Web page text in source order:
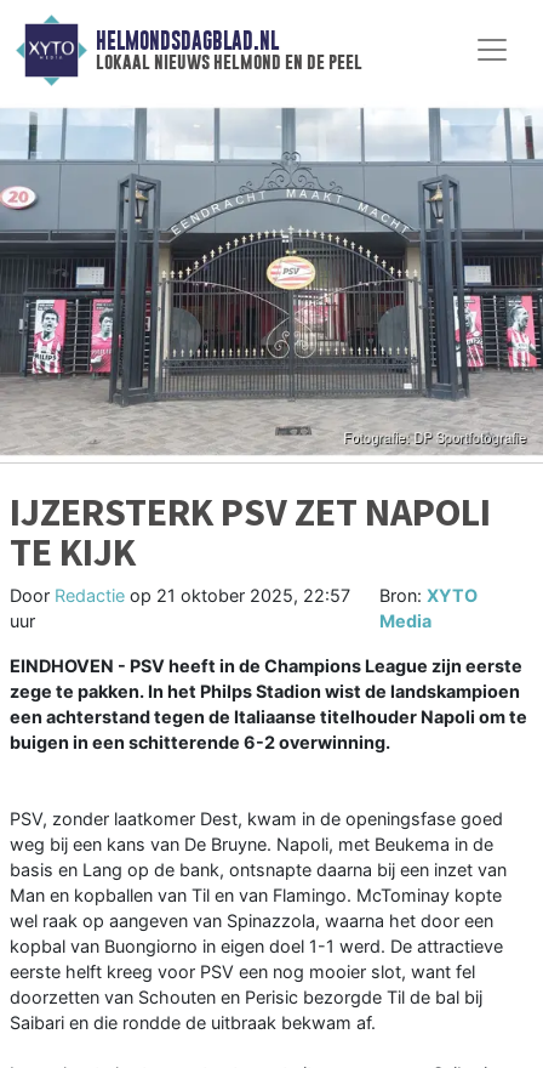
HELMONDSDAGBLAD.NL
lokaal nieuws helmond en de peel
IJZERSTERK PSV ZET NAPOLI
TE KIJK
Door Redactie op 21 oktober 2025, 22:57
uur
Bron:XYTO
Media
EINDHOVEN - PSV heeft in de Champions League zijn eerste
zege te pakken. In het Philps Stadion wist de landskampioen
een achterstand tegen de Italiaanse titelhouder Napoli om te
buigen in een schitterende 6-2 overwinning.
PSV, zonder laatkomer Dest, kwam in de openingsfase goed
weg bij een kans van De Bruyne. Napoli, met Beukema in de
basis en Lang op de bank, ontsnapte daarna bij een inzet van
Man en kopballen van Til en van Flamingo. McTominay kopte
wel raak op aangeven van Spinazzola, waarna het door een
kopbal van Buongiorno in eigen doel 1-1 werd. De attractieve
eerste helft kreeg voor PSV een nog mooier slot, want fel
doorzetten van Schouten en Perisic bezorgde Til de bal bij
Saibari en die rondde de uitbraak bekwam af.